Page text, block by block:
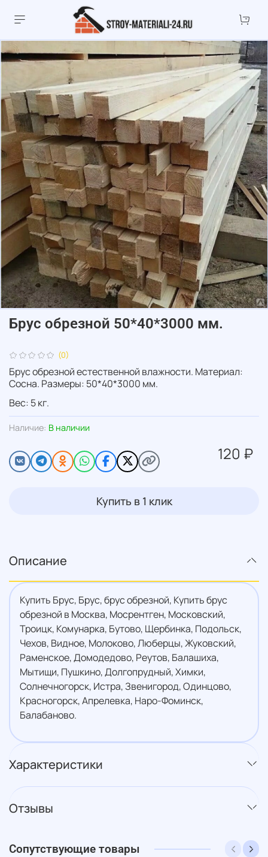
(0)
Наличие: В наличии
Брус обрезной 50*40*3000 мм.
120 ₽
Купить в 1 клик
Брус обрезной естественной влажности. Материал:
Сосна. Размеры: 50*40*3000 мм.
Вес: 5 кг.
Описание
Купить Брус, Брус, брус обрезной, Купить брус
обрезной в Москва, Мосрентген, Московский,
Троицк, Комунарка, Бутово, Щербинка, Подольск,
Чехов, Видное, Молоково, Люберцы, Жуковский,
Раменское, Домодедово, Реутов, Балашиха,
Мытищи, Пушкино, Долгопрудный, Химки,
Солнечногорск, Истра, Звенигород, Одинцово,
Красногорск, Апрелевка, Наро-Фоминск,
Балабаново.
Характеристики
Отзывы
Сопутствующие товары